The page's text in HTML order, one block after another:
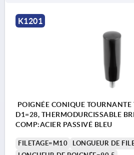
K1201
POIGNÉE CONIQUE
D1=28, THERMODURCISSABLE
COMP:ACIER PASSIVÉ BLEU
FILETAGE=M10
LONGUEUR DE